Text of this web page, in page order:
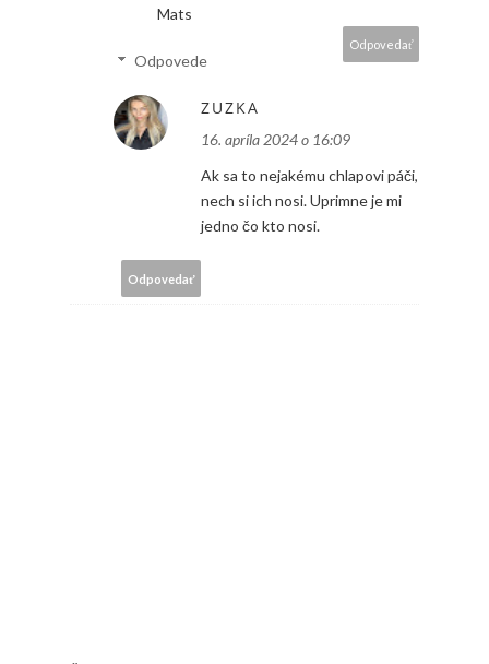
Mats
Odpovedať
Odpovede
ZUZKA
16. apríla 2024 o 16:09
Ak sa to nejakému chlapovi páči,
nech si ich nosi. Uprimne je mi
jedno čo kto nosi.
Odpovedať